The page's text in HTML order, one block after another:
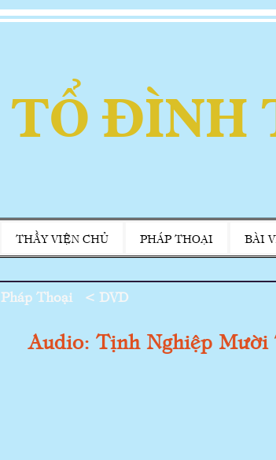
TỔ ĐÌNH
THẦY VIỆN CHỦ PHÁP THOẠI BÀI
Pháp Thoại < DVD
Audio: Tịnh Nghiệp Mười